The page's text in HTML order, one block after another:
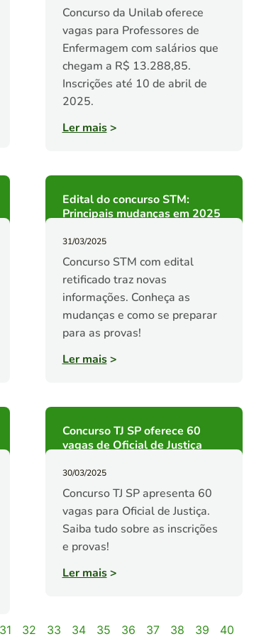
Concurso da Unilab oferece
vagas para Professores de
Enfermagem com salários que
chegam a R$ 13.288,85.
Inscrições até 10 de abril de
2025.
Ler mais>
Edital do concurso STM:
Principais mudanças em 2025
31/03/2025
Concurso STM com edital
retificado traz novas
informações. Conheça as
mudanças e como se preparar
para as provas!
Ler mais>
Concurso TJ SP oferece 60
vagas de Oficial de Justiça
30/03/2025
Concurso TJ SP apresenta 60
vagas para Oficial de Justiça.
Saiba tudo sobre as inscrições
e provas!
Ler mais>
31 32 33 34 35 36 37 38 39
40